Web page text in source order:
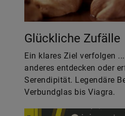
Glückliche Zufälle
Ein klares Ziel verfolgen
anderes entdecken oder
Serendipität. Legendäre
Verbundglas bis Viagra.